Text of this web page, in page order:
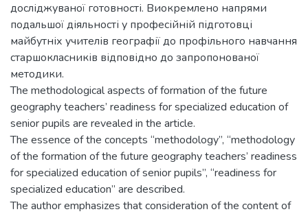
досліджуваної готовності. Виокремлено напрями
подальшої діяльності у професійній підготовці
майбутніх учителів географії до профільного навчання
старшокласників відповідно до запропонованої
методики.
The methodological aspects of formation of the future
geography teachers’ readiness for specialized education of
senior pupils are revealed in the article.
The essence of the concepts “methodology”, “methodology
of the formation of the future geography teachers’ readiness
for specialized education of senior pupils”, “readiness for
specialized education” are described.
The author emphasizes that consideration of the content of